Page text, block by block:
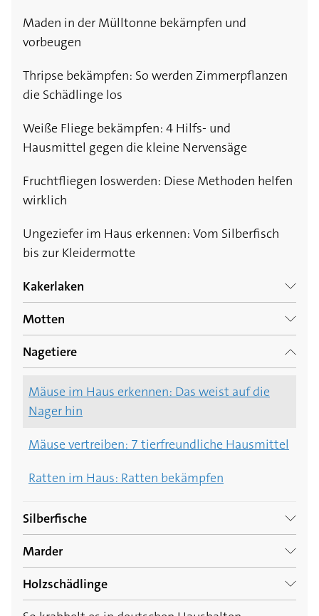
Maden in der Mülltonne bekämpfen und
vorbeugen
Thripse bekämpfen: So werden Zimmerpflanzen
die Schädlinge los
Weiße Fliege bekämpfen: 4 Hilfs- und
Hausmittel gegen die kleine Nervensäge
Fruchtfliegen loswerden: Diese Methoden helfen
wirklich
Ungeziefer im Haus erkennen: Vom Silberfisch
bis zur Kleidermotte
Kakerlaken
Kakerlaken erkennen: Das kennzeichnet einen
Befall durch Küchenschaben
Küchenschaben
Motten
Lebensmittelmotten erkennen: Die Spuren der
Lebensmittelmotten bekämpfen: Genialer
fiesen Schädlinge
Nagetiere
Mäuse im Haus erkennen: Das weist auf die
Nager hin
Mäuse vertreiben: 7 tierfreundliche Hausmittel
Ratten im Haus: Ratten bekämpfen
Silberfische
Silberfische bekämpfen: So werden Sie die
Tierchen los
Woher kommen Silberfische? Die wichtigsten
Marder
Marder vertreiben: Den umtriebigen
Untermieter loswerden
Holzschädlinge